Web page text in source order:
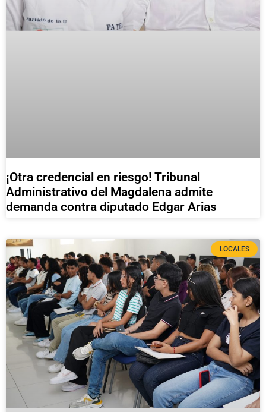
¡Otra credencial en riesgo! Tribunal
Administrativo del Magdalena admite
demanda contra diputado Edgar Arias
LOCALES